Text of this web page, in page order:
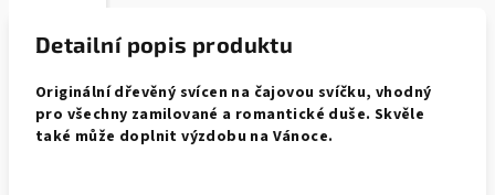
Detailní popis produktu
Originální dřevěný svícen na čajovou svíčku, vhodný
pro všechny zamilované a romantické duše. Skvěle
také může doplnit výzdobu na Vánoce.